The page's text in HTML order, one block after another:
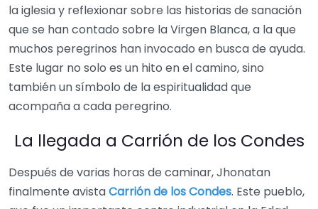
la iglesia y reflexionar sobre las historias de sanación
que se han contado sobre la Virgen Blanca, a la que
muchos peregrinos han invocado en busca de ayuda.
Este lugar no solo es un hito en el camino, sino
también un símbolo de la espiritualidad que
acompaña a cada peregrino.
La llegada a Carrión de los Condes
Después de varias horas de caminar, Jhonatan
finalmente avistaCarrión de los Condes. Este pueblo,